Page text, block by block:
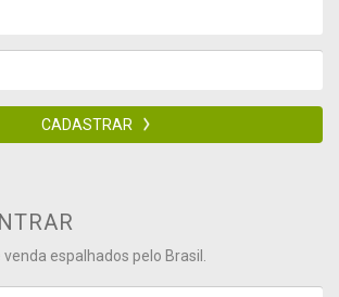
CADASTRAR
espalhados pelo Brasil.